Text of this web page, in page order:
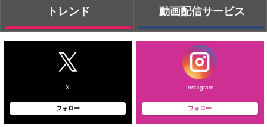
トレンド 動画配信サービス
X
フォロー
Instagram
フォロー